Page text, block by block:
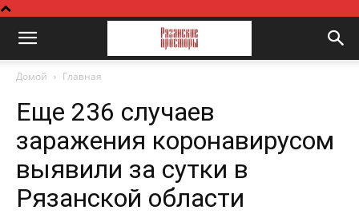
Домой Главная
Еще 236 случаев
заражения коронавирусом
выявили за сутки в
Рязанской области